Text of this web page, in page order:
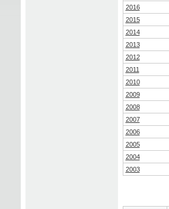
2016
2015
2014
2013
2012
2011
2010
2009
2008
2007
2006
2005
2004
2003